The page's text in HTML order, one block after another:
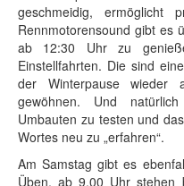
geschmeidig, ermöglicht
Rennmotorensound gibt es
ab 12:30 Uhr zu
Einstellfahrten. Die sind
der Winterpause
gewöhnen. Und
Umbauten zu testen und
Wortes neu zu „erfahren“.
Am Samstag gibt es
Üben, ab 9.00 Uhr stehen